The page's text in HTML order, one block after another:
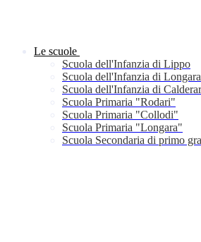
Le scuole
Scuola dell'Infanzia di Lippo
Scuola dell'Infanzia di Longara
Scuola dell'Infanzia di
Scuola Primaria "Rodari"
Scuola Primaria "Collodi"
Scuola Primaria "Longara"
Scuola Secondaria di primo